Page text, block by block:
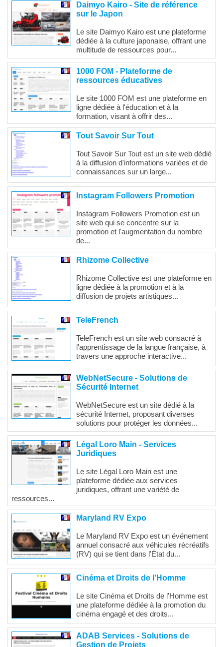
Daimyo Kairo - Site de référence
sur le Japon
Le site Daimyo Kairo est une plateforme
dédiée à la culture japonaise, offrant une
multitude de ressources pour...
1000 FOM - Plateforme de
ressources éducatives
Le site 1000 FOM est une plateforme en
ligne dédiée à l'éducation et à la
formation, visant à offrir des...
Tout Savoir Sur Tout
Tout Savoir Sur Tout est un site web dédié
à la diffusion d'informations variées et de
connaissances sur un large...
Instagram Followers Promotion
Instagram Followers Promotion est un
site web qui se concentre sur la
promotion et l'augmentation du nombre
de...
Rhizome Collective
Rhizome Collective est une plateforme en
ligne dédiée à la promotion et à la
diffusion de projets artistiques...
TeleFrench
TeleFrench est un site web consacré à
l'apprentissage de la langue française, à
travers une approche interactive...
WebNetSecure - Solutions de
Sécurité Internet
WebNetSecure est un site dédié à la
sécurité Internet, proposant diverses
solutions pour protéger les données...
Légal Loro Main - Services
Juridiques
Le site Légal Loro Main est une
plateforme dédiée aux services
juridiques, offrant une variété de
ressources...
Maryland RV Expo
Le Maryland RV Expo est un événement
annuel consacré aux véhicules récréatifs
(RV) qui se tient dans l'État du...
Cinéma et Droits de l'Homme
Le site Cinéma et Droits de l'Homme est
une plateforme dédiée à la promotion du
cinéma engagé et des droits...
ADAB Services - Solutions de
Gestion de Projets